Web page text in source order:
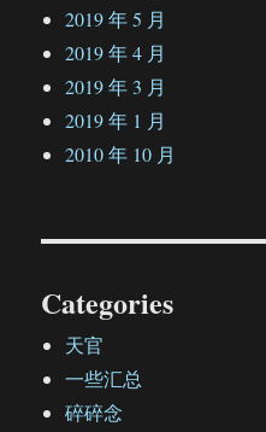
2019 年 5 月
2019 年 4 月
2019 年 3 月
2019 年 1 月
2010 年 10 月
Categories
天官
一些汇总
碎碎念